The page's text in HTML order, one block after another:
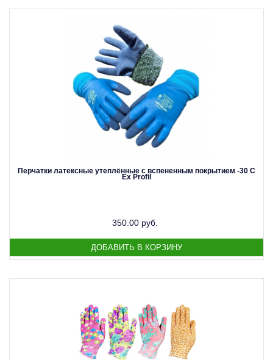
Перчатки латексные утеплённые с вспененным покрытием -30 С
Ex Profil
350.00 руб.